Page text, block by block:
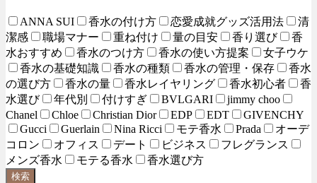
ANNA SUI 香水の付け方 恋愛成就グッズ活用法
清
潔感
職場マナー 重ね付け 量の目安 香り選び
香
水おすすめ
香水のつけ方 香水の使い方提案
女子ウケ
香水の基礎知識
香水の種類 香水の管理・保存
香水
の選び方
香水の量 香水レイヤリング 香水初心者
香
水選び
年代別 付けすぎ BVLGARI
jimmy choo
Chanel
Chloe Christian Dior EDP EDT
GIVENCHY
Gucci
Guerlain Nina Ricci モテ香水 Prada
オーデ
コロン
オフィス デート ビジネス
フレグランス
メンズ香水
モテる香水 香水選び方
検索